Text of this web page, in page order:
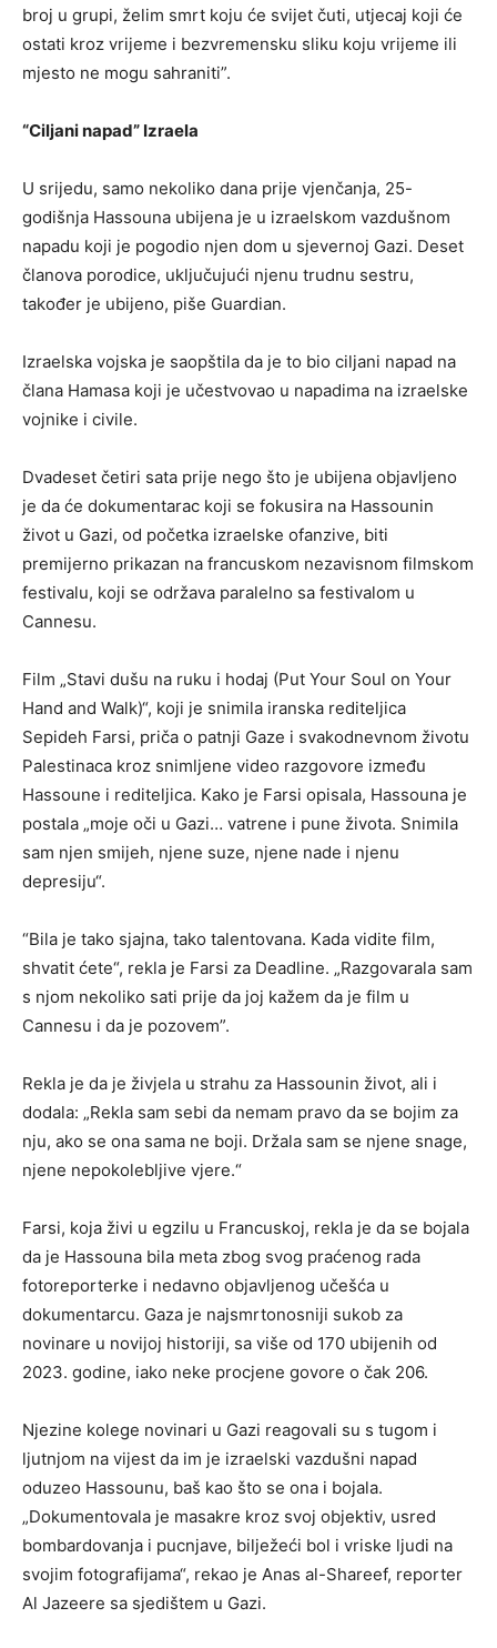
broj u grupi, želim smrt koju će svijet čuti, utjecaj koji će
ostati kroz vrijeme i bezvremensku sliku koju vrijeme ili
mjesto ne mogu sahraniti”.
“Ciljani napad” Izraela
U srijedu, samo nekoliko dana prije vjenčanja, 25-
godišnja Hassouna ubijena je u izraelskom vazdušnom
napadu koji je pogodio njen dom u sjevernoj Gazi. Deset
članova porodice, uključujući njenu trudnu sestru,
također je ubijeno, piše Guardian.
Izraelska vojska je saopštila da je to bio ciljani napad na
člana Hamasa koji je učestvovao u napadima na izraelske
vojnike i civile.
Dvadeset četiri sata prije nego što je ubijena objavljeno
je da će dokumentarac koji se fokusira na Hassounin
život u Gazi, od početka izraelske ofanzive, biti
premijerno prikazan na francuskom nezavisnom filmskom
festivalu, koji se održava paralelno sa festivalom u
Cannesu.
Film „Stavi dušu na ruku i hodaj (Put Your Soul on Your
Hand and Walk)“, koji je snimila iranska rediteljica
Sepideh Farsi, priča o patnji Gaze i svakodnevnom životu
Palestinaca kroz snimljene video razgovore između
Hassoune i rediteljica. Kako je Farsi opisala, Hassouna je
postala „moje oči u Gazi… vatrene i pune života. Snimila
sam njen smijeh, njene suze, njene nade i njenu
depresiju“.
“Bila je tako sjajna, tako talentovana. Kada vidite film,
shvatit ćete“, rekla je Farsi za Deadline. „Razgovarala sam
s njom nekoliko sati prije da joj kažem da je film u
Cannesu i da je pozovem”.
Rekla je da je živjela u strahu za Hassounin život, ali i
dodala: „Rekla sam sebi da nemam pravo da se bojim za
nju, ako se ona sama ne boji. Držala sam se njene snage,
njene nepokolebljive vjere.“
Farsi, koja živi u egzilu u Francuskoj, rekla je da se bojala
da je Hassouna bila meta zbog svog praćenog rada
fotoreporterke i nedavno objavljenog učešća u
dokumentarcu. Gaza je najsmrtonosniji sukob za
novinare u novijoj historiji, sa više od 170 ubijenih od
2023. godine, iako neke procjene govore o čak 206.
Njezine kolege novinari u Gazi reagovali su s tugom i
ljutnjom na vijest da im je izraelski vazdušni napad
oduzeo Hassounu, baš kao što se ona i bojala.
„Dokumentovala je masakre kroz svoj objektiv, usred
bombardovanja i pucnjave, bilježeći bol i vriske ljudi na
svojim fotografijama“, rekao je Anas al-Shareef, reporter
Al Jazeere sa sjedištem u Gazi.